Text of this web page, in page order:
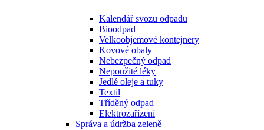
Kalendář svozu odpadu
Bioodpad
Velkoobjemové kontejnery
Kovové obaly
Nebezpečný odpad
Nepoužité léky
Jedlé oleje a tuky
Textil
Tříděný odpad
Elektrozařízení
Správa a údržba zeleně